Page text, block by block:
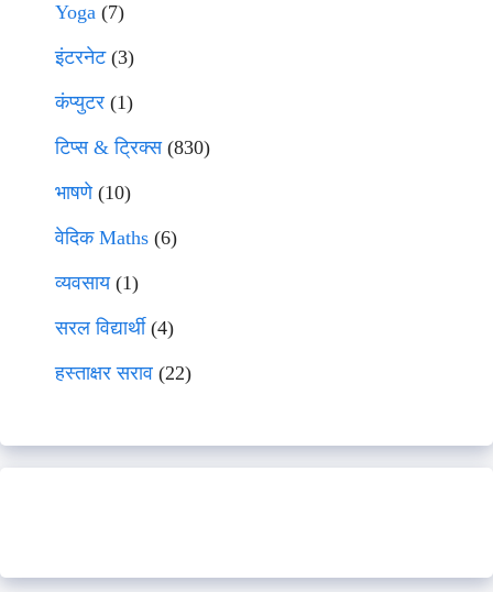
Yoga (7)
इंटरनेट(3)
कंप्युटर (1)
टिप्स & ट्रिक्स(830)
भाषणे(10)
वेदिक Maths (6)
व्यवसाय(1)
सरल विद्यार्थी(4)
हस्ताक्षर सराव (22)